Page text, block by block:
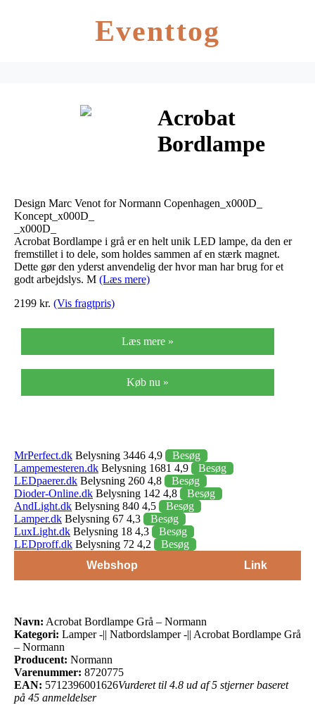
Eventtog
Acrobat
Bordlampe
Normann
Design Marc Venot for Normann Copenhagen_x000D_
Koncept_x000D_
_x000D_
Acrobat Bordlampe i grå er en helt unik LED lampe, da den er
fremstillet i to dele, som holdes sammen af en stærk magnet.
Dette gør den yderst anvendelig der hvor man har brug for et
godt arbejdslys. M (Læs mere)
2199 kr. (Vis fragtpris)
Læs mere »
Køb nu »
MrPerfect.dk Belysning 3446 4,9
Besøg
Lampemesteren.dk Belysning 1681 4,9
Besøg
LEDpaerer.dk Belysning 260 4,8
Besøg
Dioder-Online.dk Belysning 142 4,8
Besøg
AndLight.dk Belysning 840 4,5
Besøg
Lamper.dk Belysning 67 4,3
Besøg
LuxLight.dk Belysning 18 4,3
Besøg
LEDproff.dk Belysning 72 4,2
Besøg
Webshop
Link
Navn: Acrobat Bordlampe Grå – Normann
Kategori: Lamper -|| Natbordslamper -|| Acrobat Bordlampe Grå
– Normann
Producent: Normann
Varenummer: 8720775
EAN: 5712396001626Vurderet til 4.8 ud af 5 stjerner baseret
på 45 anmeldelser